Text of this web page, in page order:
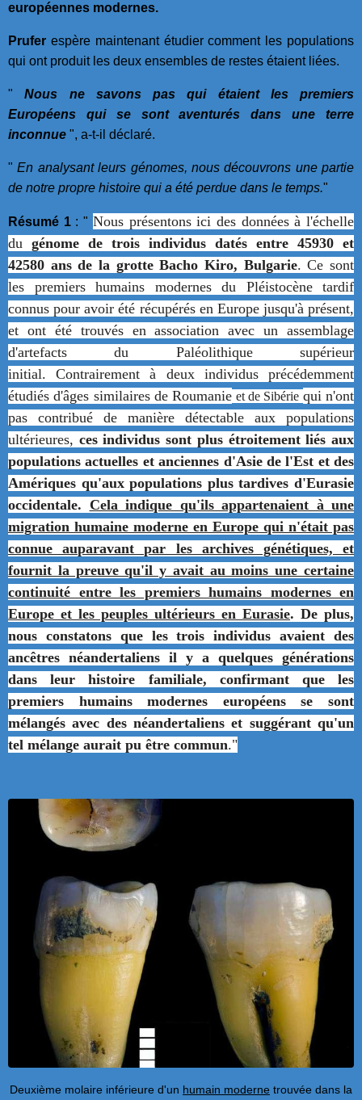
européennes modernes.
Prufer espère maintenant étudier comment les populations
qui ont produit les deux ensembles de restes étaient liées.
"Nous ne savons pas qui étaient les premiers
Européens qui se sont aventurés dans une terre
inconnue ", a-t-il déclaré.
"En analysant leurs génomes, nous découvrons une partie
de notre propre histoire qui a été perdue dans le temps."
Résumé 1: " Nous présentons ici des données à l'échelle
du génome de trois individus datés entre 45930 et
42580 ans de la grotte Bacho Kiro, Bulgarie.Ce sont
les premiers humains modernes du Pléistocène tardif
connus pour avoir été récupérés en Europe jusqu'à présent,
et ont été trouvés en association avec un assemblage
d'artefacts du Paléolithique supérieur
initial.Contrairement à deux individus précédemment
étudiés d'âges similaires de Roumanie et de Sibérie qui n'ont
pas contribué de manière détectable aux populations
ultérieures, ces individus sont plus étroitement liés aux
populations actuelles et anciennes d'Asie de l'Est et des
Amériques qu'aux populations plus tardives d'Eurasie
occidentale. Cela indique qu'ils appartenaient à une
migration humaine moderne en Europe qui n'était pas
connue auparavant par les archives génétiques, et
fournit la preuve qu'il y avait au moins une certaine
continuité entre les premiers humains modernes en
Europe et les peuples ultérieurs en Eurasie. De plus,
nous constatons que les trois individus avaient des
ancêtres néandertaliens il y a quelques générations
dans leur histoire familiale, confirmant que les
premiers humains modernes européens se sont
mélangés avec des néandertaliens et suggérant qu'un
tel mélange aurait pu être commun."
Deuxième molaire inférieure d'un humain moderne trouvée dans la